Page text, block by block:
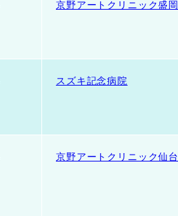
京野アートクリニック盛岡
スズキ記念病院
京野アートクリニック仙台